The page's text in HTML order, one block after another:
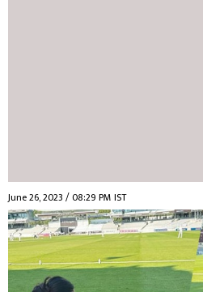
June 26, 2023 / 08:29 PM IST